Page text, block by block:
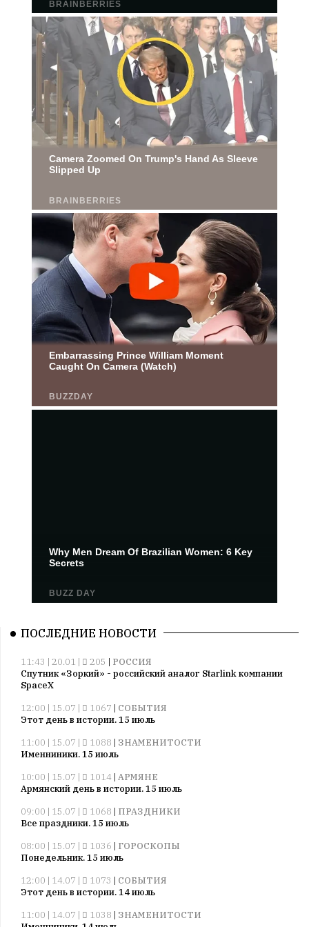
ПОСЛЕДНИЕ НОВОСТИ
11:43 | 20.01 | 205 | РОССИЯ
Спутник «Зоркий» - российский аналог Starlink компании
SpaceX
12:00 | 15.07 |
1067 | СОБЫТИЯ
Этот день в истории. 15 июль
11:00 | 15.07 |
1088 | ЗНАМЕНИТОСТИ
Именниники. 15 июль
10:00 | 15.07 |
1014 | АРМЯНЕ
Армянский день в истории. 15 июль
09:00 | 15.07 |
1068 | ПРАЗДНИКИ
Все праздники. 15 июль
08:00 | 15.07 |
1036 | ГОРОСКОПЫ
Понедельник. 15 июль
12:00 | 14.07 |
1073 | СОБЫТИЯ
Этот день в истории. 14 июль
11:00 | 14.07 |
1038 | ЗНАМЕНИТОСТИ